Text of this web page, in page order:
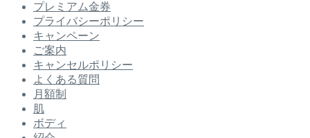
プレミアム金券
プライバシーポリシー
キャンペーン
ご案内
キャンセルポリシー
よくある質問
月額制
肌
ボディ